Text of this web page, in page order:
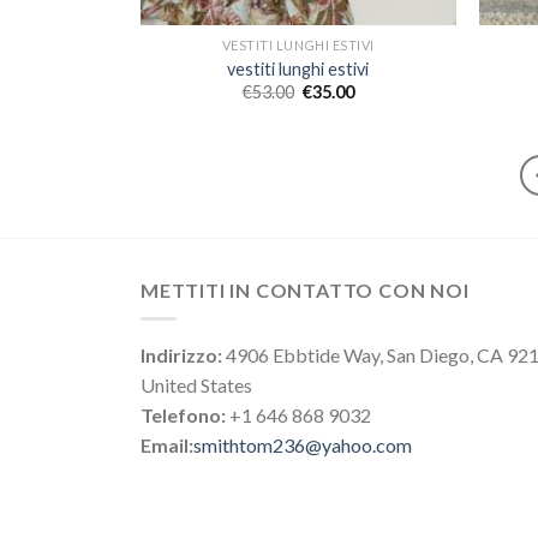
VESTITI LUNGHI ESTIVI
vestiti lunghi estivi
€53.00 €35.00
METTITI IN CONTATTO CON NOI
Indirizzo:4906 Ebbtide Way, San Diego, CA
United States
Telefono: +1 646 868 9032
Email:smithtom236@yahoo.com